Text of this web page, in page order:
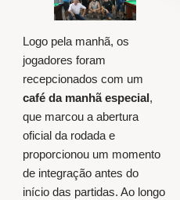
Logo pela manhã, os
jogadores foram
recepcionados com um
café da manhã especial,
que marcou a abertura
oficial da rodada e
proporcionou um momento
de integração antes do
início das partidas. Ao longo